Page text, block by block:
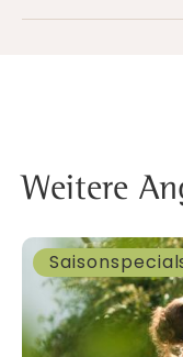
Weitere